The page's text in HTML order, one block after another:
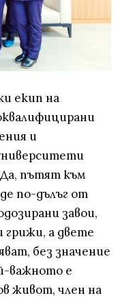
екип на
и
Да, пътят към
по-дълъг от
завои,
а двете
без значение
важното е
живот, член на